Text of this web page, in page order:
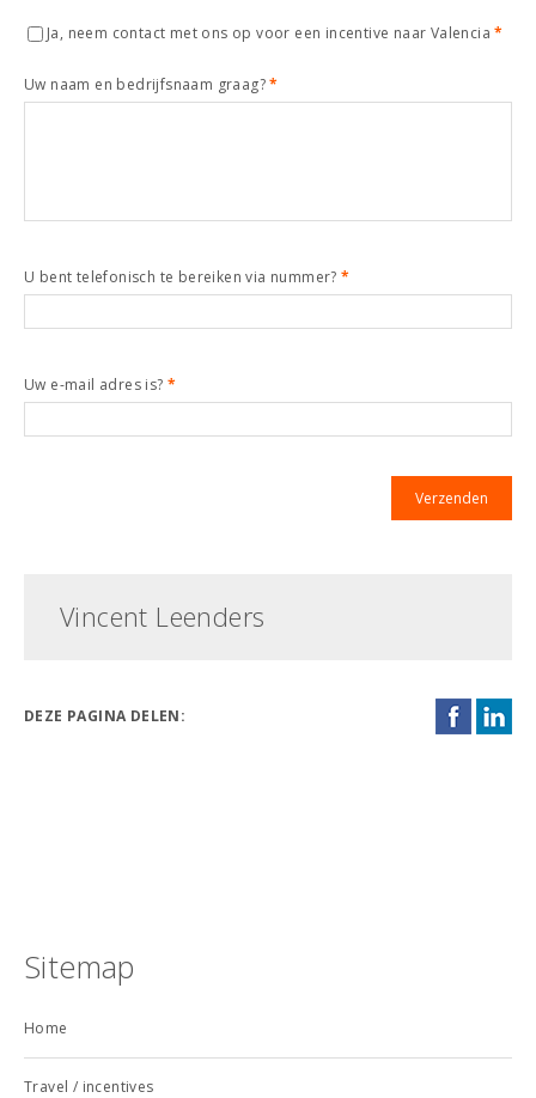
Ja, neem contact met ons op voor een incentive naar Valencia*
Uw naam en bedrijfsnaam graag?*
U bent telefonisch te bereiken via nummer?*
Uw e-mail adres is? *
Vincent Leenders
DEZE PAGINA DELEN:
Sitemap
Home
Travel / incentives